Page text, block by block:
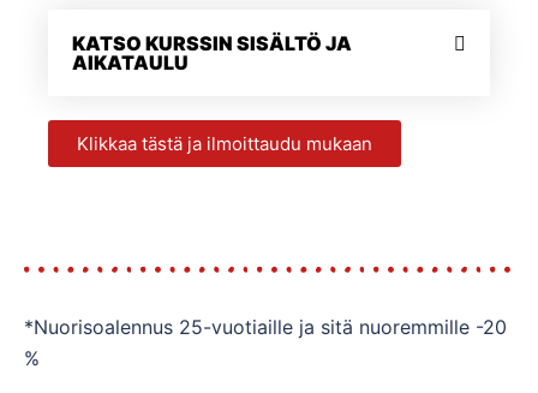
KATSO KURSSIN SISÄLTÖ JA
AIKATAULU
Klikkaa tästä ja ilmoittaudu mukaan
*Nuorisoalennus 25-vuotiaille ja sitä nuoremmille -20
%